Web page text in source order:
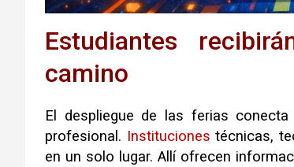
Estudiantes
camino
El despliegue de las ferias
profesional . Instituciones técnicas,
en un solo lugar. Allí ofrecen